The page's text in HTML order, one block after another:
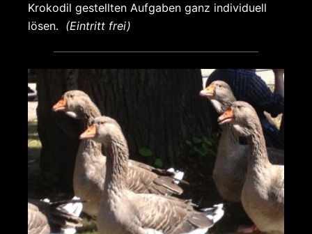
Krokodil gestellten Aufgaben ganz individuell
lösen. (Eintritt frei)